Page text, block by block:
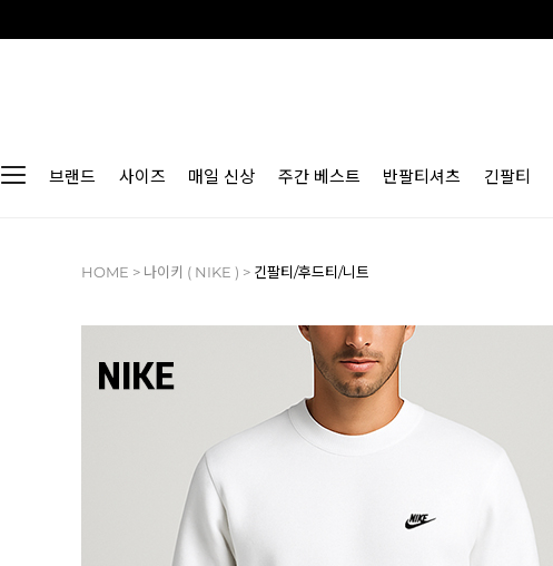
브랜드 사이즈 매일 신상 주간 베스트 반팔티셔츠 긴팔티
HOME > 나이키 ( NIKE ) > 긴팔티/후드티/니트